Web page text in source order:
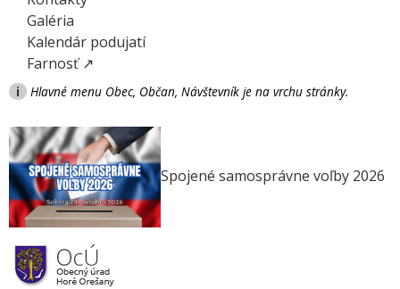
Galéria
Kalendár podujatí
Farnosť ↗
i Hlavné menu Obec, Občan, Návštevník je na vrchu stránky.
Spojené samosprávne voľby 2026